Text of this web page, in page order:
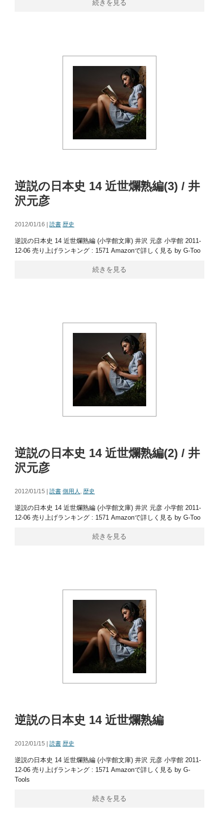
続きを見る
逆説の日本史 14 近世爛熟編(3) / 井
沢元彦
2012/01/16 | 読書 歴史
逆説の日本史 14 近世爛熟編 (小学館文庫) 井沢 元彦 小学館 2011-
12-06 売り上げランキング : 1571 Amazonで詳しく見る by G-Too
続きを見る
逆説の日本史 14 近世爛熟編(2) / 井
沢元彦
2012/01/15 | 読書 側用人 , 歴史
逆説の日本史 14 近世爛熟編 (小学館文庫) 井沢 元彦 小学館 2011-
12-06 売り上げランキング : 1571 Amazonで詳しく見る by G-Too
続きを見る
逆説の日本史 14 近世爛熟編
2012/01/15 | 読書 歴史
逆説の日本史 14 近世爛熟編 (小学館文庫) 井沢 元彦 小学館 2011-
12-06 売り上げランキング : 1571 Amazonで詳しく見る by G-
Tools
続きを見る